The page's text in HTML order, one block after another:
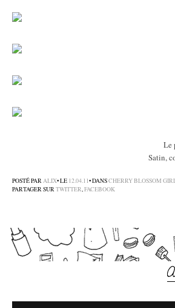
Le
Satin,
POSTÉ PARALIX• LE 12.04.11• DANSCHERRY BLOSSOM
PARTAGER SURTWITTER,FACEBOOK